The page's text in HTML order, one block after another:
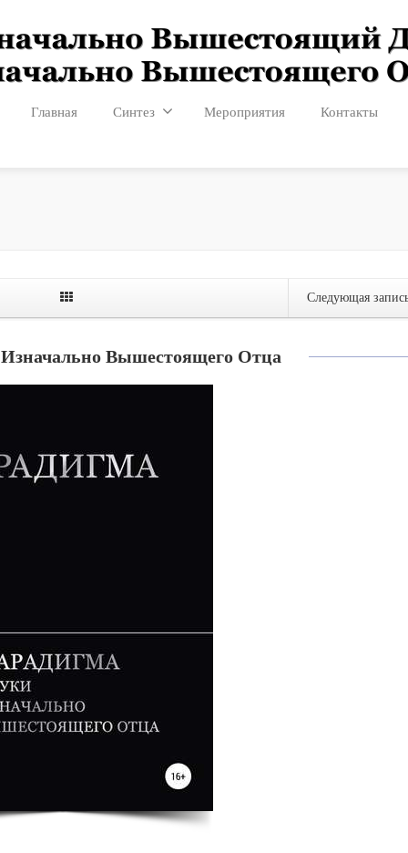
Главная Синтез Мероприятия Контакты
Следующая
Вышестоящего Отца